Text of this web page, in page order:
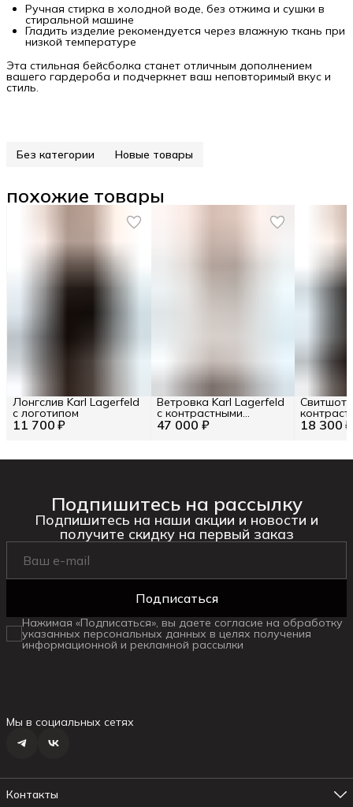
Ручная стирка в холодной воде, без отжима и сушки в
стиральной машине
Гладить изделие рекомендуется через влажную ткань при
низкой температуре
Эта стильная бейсболка станет отличным дополнением
вашего гардероба и подчеркнет ваш неповторимый вкус и
стиль.
Без категории Новые товары
похожие товары
11 700 ₽
Лонгслив Karl Lagerfeld
с логотипом
47 000 ₽
Ветровка Karl Lagerfeld
с контрастными
вставками 18 300 ₽
Свитшот
Подпишитесь на рассылку
Подпишитесь на наши акции и новости и
получите скидку на первый заказ
Подписаться
Нажимая «Подписаться», вы даете согласие на обработку
указанных персональных данных в целях получения
информационной и рекламной рассылки
Мы в социальных сетях
Контакты